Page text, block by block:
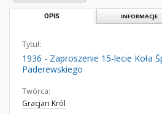
OPIS INFORMACJE
Tytuł:
1936 - Zaproszenie 15-lecie Koła
Paderewskiego
Twórca:
Gracjan Król